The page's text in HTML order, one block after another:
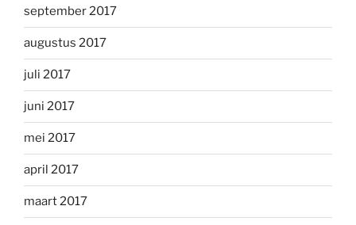
september 2017
augustus 2017
juli 2017
juni 2017
mei 2017
april 2017
maart 2017